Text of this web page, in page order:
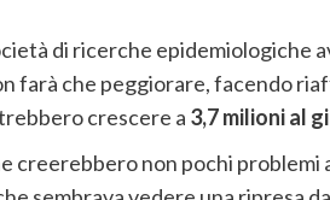
di ricerche epidemiologiche
farà che peggiorare, facendo
crescere a 3,7 milioni al
creerebbero non pochi problemi